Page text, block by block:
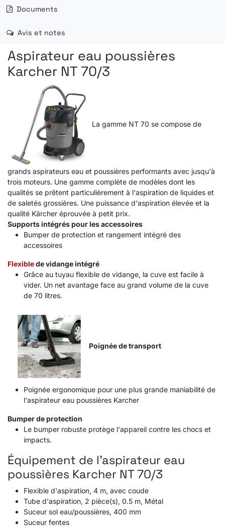
Documents
Avis et notes
Aspirateur eau poussières
Karcher NT 70/3
La gamme NT 70 se compose de
grands aspirateurs eau et poussières performants avec jusqu'à
trois moteurs. Une gamme complète de modèles dont les
qualités se prêtent particulièrement à l'aspiration de liquides et
de saletés grossières. Une puissance d'aspiration élevée et la
qualité Kärcher éprouvée à petit prix.
Supports intégrés pour les accessoires
Bumper de protection et rangement intégré des
accessoires
Flexiblede vidange intégré
Grâce au tuyau flexible de vidange, la cuve est facile à
vider. Un net avantage face au grand volume de la cuve
de 70 litres.
Poignée de transport
Poignée ergonomique pour une plus grande maniabilité de
l'aspirateur eau poussières Karcher
Bumper de protection
Le bumper robuste protège l'appareil contre les chocs et
impacts.
Équipement de l'aspirateur eau
poussières Karcher NT 70/3
Flexible d'aspiration, 4 m, avec coude
Tube d'aspiration, 2 pièce(s), 0.5 m, Métal
Suceur sol eau/poussières, 400 mm
Suceur fentes